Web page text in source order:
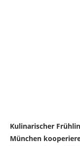
Kulinarischer
München